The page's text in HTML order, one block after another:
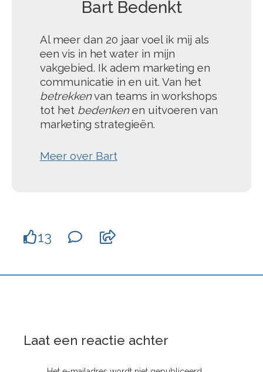
';
Bart Bedenkt
Al meer dan 20 jaar voel ik mij als
een vis in het water in mijn
vakgebied. Ik adem marketing en
communicatie in en uit. Van het
betrekkenvan teams in workshops
tot het bedenkenen uitvoeren van
marketing strategieën.
Meer over Bart
13
Laat een reactie achter